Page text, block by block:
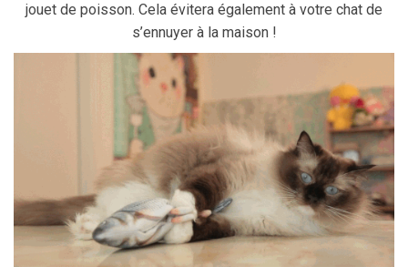
jouet de poisson. Cela évitera également à votre chat de
s’ennuyer à la maison !